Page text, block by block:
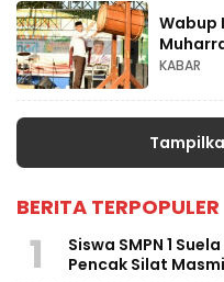
Wabup
KABAR
BERITA TERPOPULER
1
Siswa SMPN 1
Pencak Silat